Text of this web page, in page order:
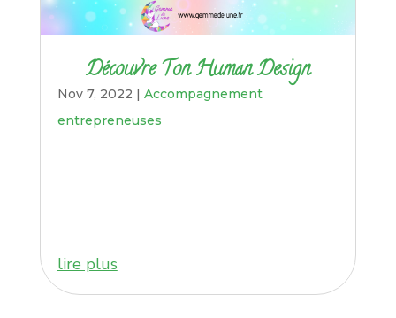
Découvre Ton Human Design
Nov 7, 2022
Accompagnement
entrepreneuses
lire plus